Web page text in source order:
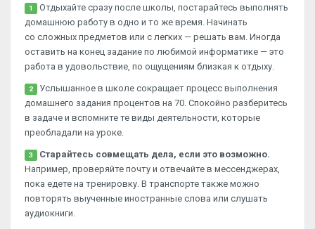
1
Отдыхайте сразу после школы, постарайтесь выполнять
домашнюю работу в одно и то же время. Начинать
со сложных предметов или с легких — решать вам. Иногда
оставить на конец задание по любимой информатике — это
работа в удовольствие, по ощущениям близкая к отдыху.
2 Услышанное в школе сокращает процесс выполнения
домашнего задания процентов на 70. Спокойно разберитесь
в задаче и вспомните те виды деятельности, которые
преобладали на уроке.
3
Старайтесь совмещать дела, если это возможно.
Например, проверяйте почту и отвечайте в мессенджерах,
пока едете на тренировку. В транспорте также можно
повторять выученные иностранные слова или слушать
аудиокниги.